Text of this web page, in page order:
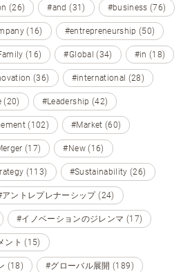
(26) #and (31) #business (76)
(16) #entrepreneurship (50)
(16) #Global (34) #in (18)
(36) #international (28)
(20) #Leadership (42)
(102) #Market (60)
(17) #New (16)
(113) #Sustainability (26)
アントレプレナーシップ (24)
#イノベーションのジレンマ (17)
ント (15)
(18) #グローバル展開 (189)